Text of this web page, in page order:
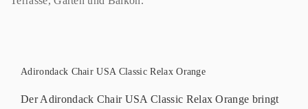
Adirondack Chair USA Classic Relax Orange
Der Adirondack Chair USA Classic Relax Orange bringt